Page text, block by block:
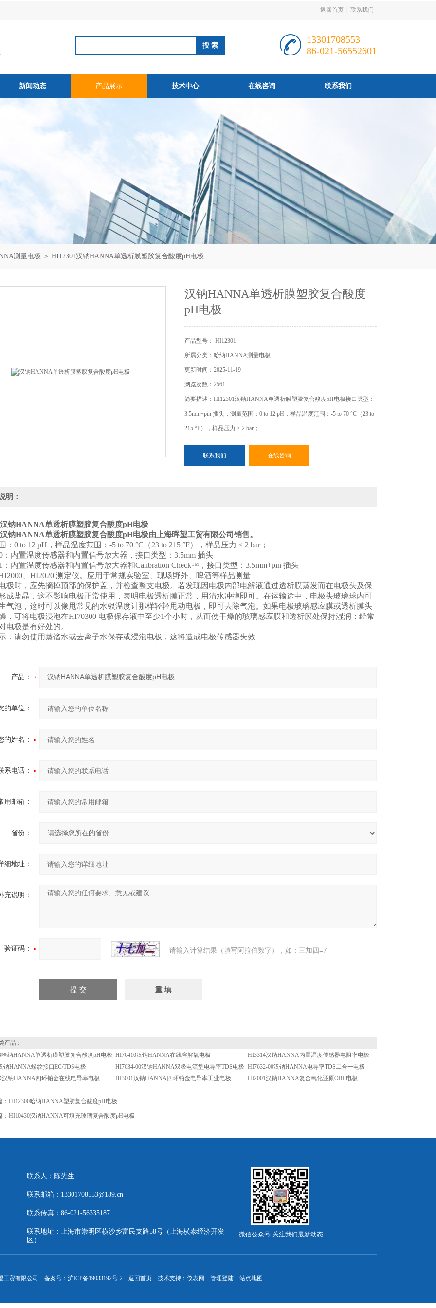
返回首页 联系我们
13301708553
86-021-56552601
新闻动态 产品展示 技术中心 在线咨询 联系我们
测量电极 ＞ HI12301汉钠HANNA单透析膜塑胶复合酸度pH电极
汉钠HANNA单透析膜塑胶复合酸度
pH电极
产品型号： HI12301
所属分类：哈纳HANNA测量电极
更新时间：2025-11-19
浏览次数：2561
简要描述：HI12301汉钠HANNA单透析膜塑胶复合酸度pH电极接口类型：
3.5mm+pin 插头，测量范围：0 to 12 pH，样品温度范围：-5 to 70 °C（23 to
215 °F），样品压力 ≤ 2 bar；
联系我们 在线咨询
明：
汉钠HANNA单透析膜塑胶复合酸度pH电极
汉钠HANNA单透析膜塑胶复合酸度pH电极由上海晖望工贸有限公司销售。
：0 to 12 pH，样品温度范围：-5 to 70 °C（23 to 215 °F），样品压力 ≤ 2 bar；
：内置温度传感器和内置信号放大器，接口类型：3.5mm 插头
：内置温度传感器和内置信号放大器和Calibration Check™，接口类型：3.5mm+pin 插头
、HI2020 测定仪。应用于常规实验室、现场野外、啤酒等样品测量
极时，应先摘掉顶部的保护盖，并检查整支电极。若发现因电极内部电解液通过透析膜蒸发而在电极头及保
成盐晶，这不影响电极正常使用，表明电极透析膜正常，用清水冲掉即可。在运输途中，电极头玻璃球内可
气泡，这时可以像甩常见的水银温度计那样轻轻甩动电极，即可去除气泡。如果电极玻璃感应膜或透析膜头
，可将电极浸泡在HI70300 电极保存液中至少1个小时，从而使干燥的玻璃感应膜和透析膜处保持湿润；经常
电极是有好处的。
：请勿使用蒸馏水或去离子水保存或浸泡电极，这将造成电极传感器失效
产品：
的单位：
的姓名：
系电话：
用邮箱：
省份：
细地址：
充说明：
验证码： 请输入计算结果（填写阿拉伯数字），如：三加四=7
品：
哈纳HANNA单透析膜塑胶复合酸度pH电极 HI76410汉钠HANNA在线溶解氧电极
HI3314汉钠HANNA内置温度传感器电阻率电极
钠HANNA螺纹接口EC/TDS电极
HI7634-00汉钠HANNA双极电流型电导率TDS电极 HI7632-00汉钠HANNA电导率TDS二合一电极
汉钠HANNA四环铂金在线电导率电极
HI3001汉钠HANNA四环铂金电导率工业电极 HI2001汉钠HANNA复合氧化还原ORP电极
： HI12300哈纳HANNA塑胶复合酸度pH电极
： HI10430汉钠HANNA可填充玻璃复合酸度pH电极
联系人：陈先生
联系邮箱：13301708553@189.cn
联系传真：86-021-56335187
联系地址：上海市崇明区横沙乡富民支路58号（上海横泰经济开发
区）
微信公众号-关注我们最新动态
工贸有限公司 备案号： 沪ICP备19033192号-2 返回首页 技术支持： 仪表网 管理登陆 站点地图